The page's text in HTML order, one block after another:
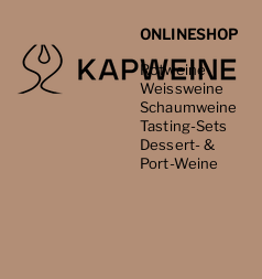
ONLINESHOP
Rotweine
Weissweine
Schaumweine
Tasting-Sets
Dessert- &
Port-Weine